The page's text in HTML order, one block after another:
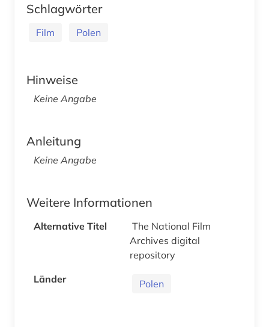
Schlagwörter
Film Polen
Hinweise
Keine Angabe
Anleitung
Keine Angabe
Weitere Informationen
Alternative Titel
The National Film
Archives digital
repository
Länder
Polen